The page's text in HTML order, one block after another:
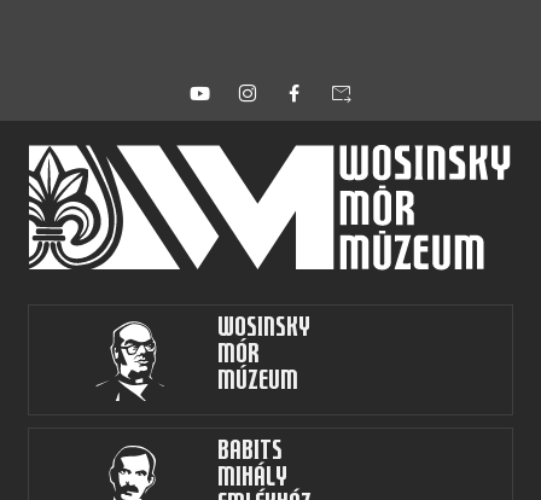
forward_to_inbox
Wosinsky
Mór
Múzeum
Babits
Mihály